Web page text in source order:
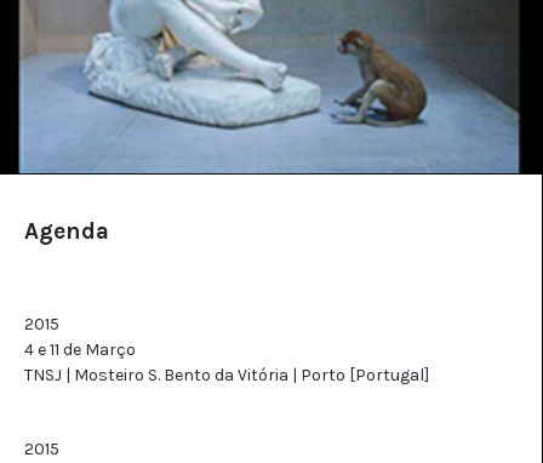
Agenda
2015
4 e 11 de Março
TNSJ | Mosteiro S. Bento da Vitória | Porto [Portugal]
2015